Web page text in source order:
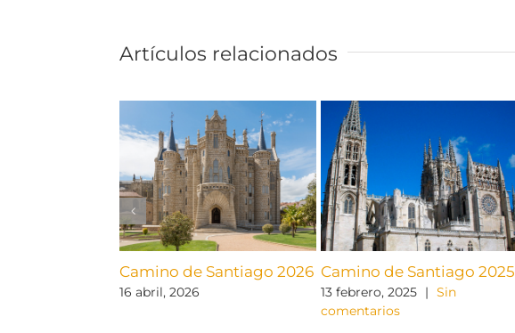
Artículos relacionados
Camino de Santiago 2026
16 abril, 2026
Camino de Santiago 2025
13 febrero, 2025 | Sin
comentarios